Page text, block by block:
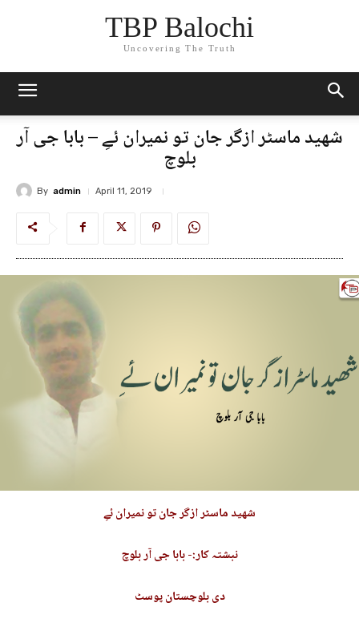
TBP Balochi
Uncovering The Truth
شھید ماسٹر ازگر جان تو نمیران ئےِ – بابا جی آر
بلوچ
By admin April 11, 2019
شھید ماسٹر ازگر جان تو نمیران ئےِ
نبشتہ کار:- بابا جی آر بلوچ
دی بلوچستان پوسٹ